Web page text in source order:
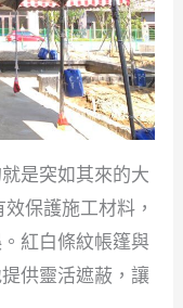
是突如其來的大
效保護施工材料，
紅白條紋帳篷與
供靈活遮蔽，讓